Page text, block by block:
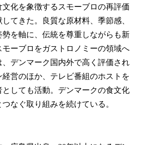
化を象徴するスモーブロの再評価
てきた。良質な原材料、季節感、
を軸に、伝統を尊重しながらも新
ーブロをガストロノミーの領域へ
、デンマーク国内外で高く評価され
営のほか、テレビ番組のホストを
しても活動。デンマークの食文化
なぐ取り組みを続けている。